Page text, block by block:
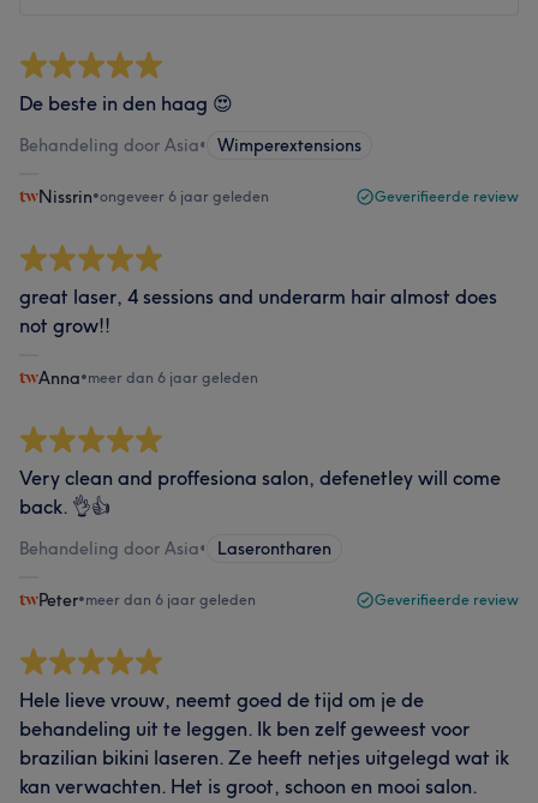
De beste in den haag 😍
Behandeling door Asia• Wimperextensions
Nissrin•ongeveer 6 jaar geleden Geverifieerde review
great laser, 4 sessions and underarm hair almost does
not grow!!
Anna•meer dan 6 jaar geleden
Very clean and proffesiona salon, defenetley will come
back. 👌👍
Behandeling door Asia• Laserontharen
Peter•meer dan 6 jaar geleden Geverifieerde review
Hele lieve vrouw, neemt goed de tijd om je de
behandeling uit te leggen. Ik ben zelf geweest voor
brazilian bikini laseren. Ze heeft netjes uitgelegd wat ik
kan verwachten. Het is groot, schoon en mooi salon.